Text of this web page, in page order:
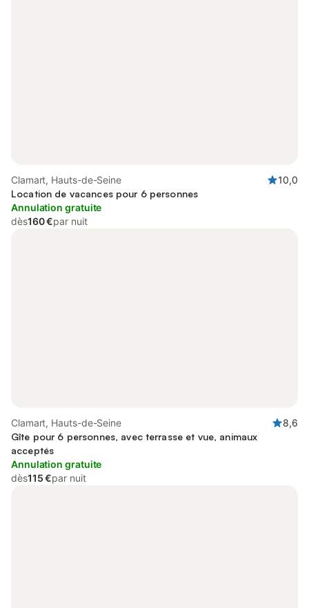
Clamart, Hauts-de-Seine
10,0
Location de vacances pour 6 personnes
Annulation gratuite
dès160 €par nuit
Clamart, Hauts-de-Seine
8,6
Gîte pour 6 personnes, avec terrasse et vue, animaux
acceptés
Annulation gratuite
dès115 €par nuit